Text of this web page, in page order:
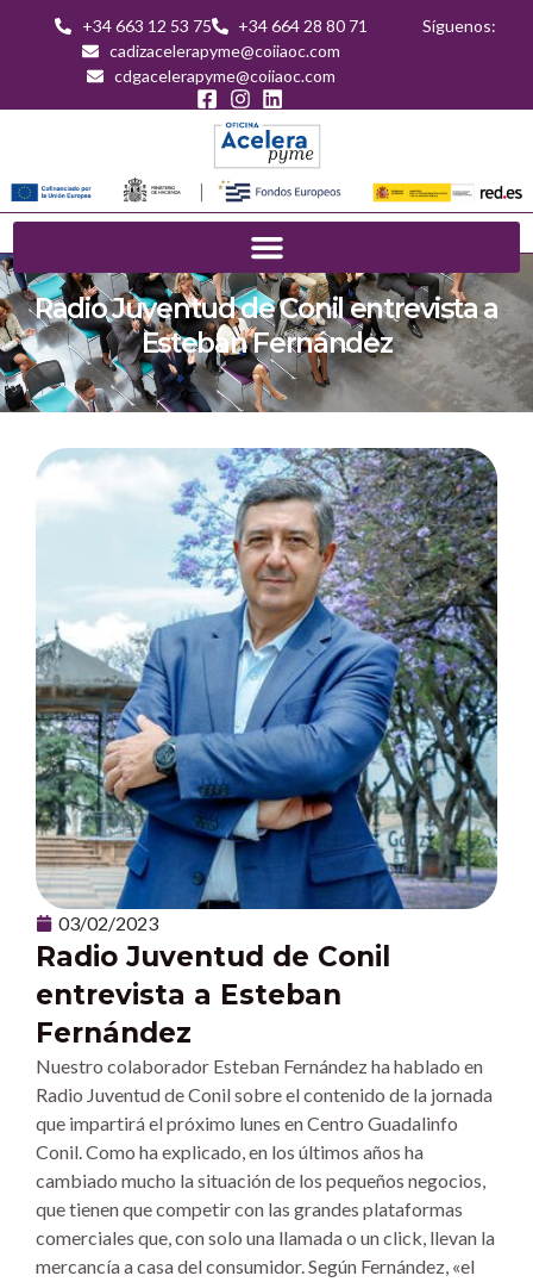
+34 663 12 53 75
+34 664 28 80 71
cadizacelerapyme@coiiaoc.com
cdgacelerapyme@coiiaoc.com
Síguenos:
Radio Juventud de Conil entrevista a
Esteban Fernández
03/02/2023
Radio Juventud de Conil
entrevista a Esteban
Fernández
Nuestro colaborador Esteban Fernández ha hablado en
Radio Juventud de Conil sobre el contenido de la jornada
que impartirá el próximo lunes en Centro Guadalinfo
Conil. Como ha explicado, en los últimos años ha
cambiado mucho la situación de los pequeños negocios,
que tienen que competir con las grandes plataformas
comerciales que, con solo una llamada o un click, llevan la
mercancía a casa del consumidor. Según Fernández, «el